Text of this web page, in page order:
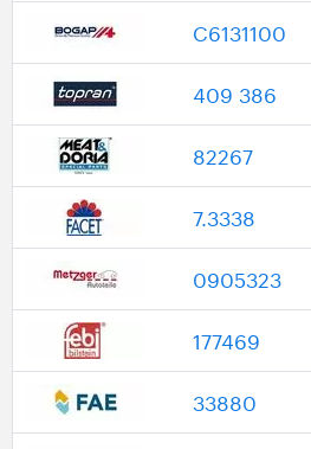
C6131100
409 386
82267
7.3338
0905323
177469
33880